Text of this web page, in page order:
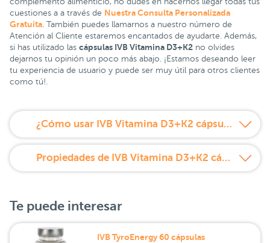
cuestiones a a través de Nuestra Consulta Personalizada
Gratuita. También puedes llamarnos a nuestro número de
Atención al Cliente estaremos encantados de ayudarte. Además,
si has utilizado las cápsulas IVB Vitamina D3+K2 no olvides
dejarnos tu opinión un poco más abajo. ¡Estamos deseando leer
tu experiencia de usuario y puede ser muy útil para otros clientes
como tú!.
¿Cómo usar IVB Vitamina D3+K2 cápsulas?
Propiedades de IVB Vitamina D3+K2 cápsulas
Te puede interesar
IVB TyroEnergy 60 cápsulas